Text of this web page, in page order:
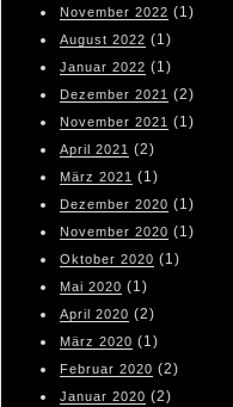
November 2022 (1)
August 2022 (1)
Januar 2022 (1)
Dezember 2021 (2)
November 2021 (1)
April 2021 (2)
März 2021 (1)
Dezember 2020 (1)
November 2020 (1)
Oktober 2020 (1)
Mai 2020 (1)
April 2020 (2)
März 2020 (1)
Februar 2020 (2)
Januar 2020 (2)